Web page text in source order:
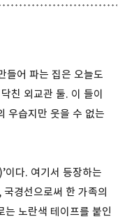
들어 파는 집은 오늘도
친 외교관 둘. 이 들이
우습지만 웃을 수 없는
이다. 여기서 등장하는
경선으로써 한 가족의
는 노란색 테이프를 붙인